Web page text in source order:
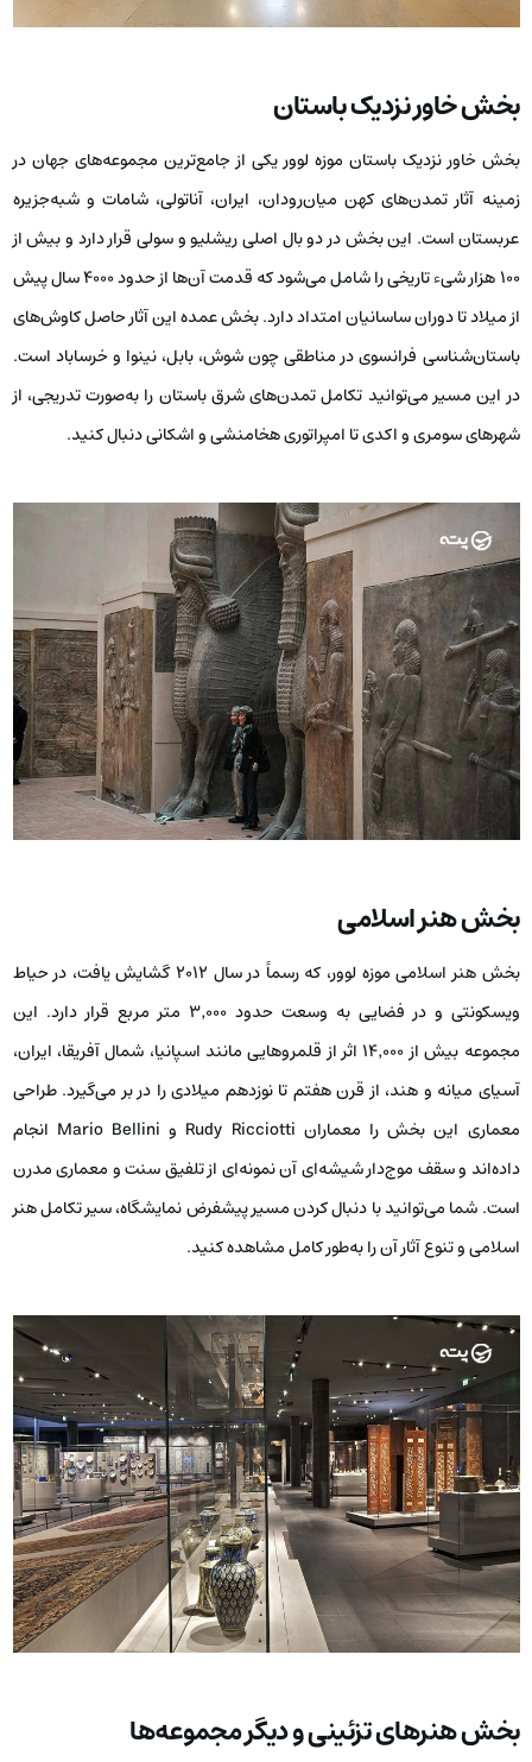
بخش خاور نزدیک باستان
بخش خاور نزدیک باستان موزه لوور یکی از جامع‌ترین مجموعه‌های جهان در
زمینه آثار تمدن‌های کهن میان‌رودان، ایران، آناتولی، شامات و شبه‌جزیره
عربستان است. این بخش در دو بال اصلی ریشلیو و سولی قرار دارد و بیش از
۱۰۰ هزار شیء تاریخی را شامل می‌شود که قدمت آن‌ها از حدود ۴۰۰۰ سال پیش
از میلاد تا دوران ساسانیان امتداد دارد. بخش عمده این آثار حاصل کاوش‌های
باستان‌شناسی فرانسوی در مناطقی چون شوش، بابل، نینوا و خرساباد است.
در این مسیر می‌توانید تکامل تمدن‌های شرق باستان را به‌صورت تدریجی، از
شهرهای سومری و اکدی تا امپراتوری هخامنشی و اشکانی دنبال کنید.
بخش هنر اسلامی
بخش هنر اسلامی موزه لوور، که رسماً در سال ۲۰۱۲ گشایش یافت، در حیاط
ویسکونتی و در فضایی به وسعت حدود ۳٬۰۰۰ متر مربع قرار دارد. این
مجموعه بیش از ۱۴٬۰۰۰ اثر از قلمروهایی مانند اسپانیا، شمال آفریقا، ایران،
آسیای میانه و هند، از قرن هفتم تا نوزدهم میلادی را در بر می‌گیرد. طراحی
معماری این بخش را معماران Rudy Ricciotti و Mario Bellini انجام
داده‌اند و سقف موج‌دار شیشه‌ای آن نمونه‌ای از تلفیق سنت و معماری مدرن
است. شما می‌توانید با دنبال کردن مسیر پیشفرض نمایشگاه، سیر تکامل هنر
اسلامی و تنوع آثار آن را به‌طور کامل مشاهده کنید.
بخش هنرهای تزئینی و دیگر مجموعه‌ها